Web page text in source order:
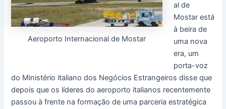
Aeroporto Internacional de Mostar
al de
Mostar está
à beira de
uma nova
era, um
porta-voz
do Ministério italiano dos Negócios Estrangeiros disse que
depois que os líderes do aeroporto italianos recentemente
passou à frente na formação de uma parceria estratégica